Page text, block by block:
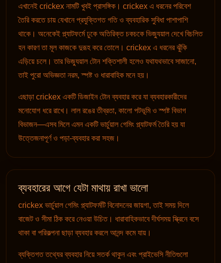
এখানেই crickex নামটি খুবই প্রাসঙ্গিক। crickex এ ধরনের পরিবেশ
তৈরি করতে চায় যেখানে প্রযুক্তিগত গতি ও ব্যবহারিক সুবিধা পাশাপাশি
থাকে। অনেকেই প্ল্যাটফর্মে ঢুকে অতিরিক্ত চকচকে ভিজ্যুয়াল দেখে বিচলিত
হন কারণ তা মূল কাজকে দুরূহ করে তোলে। crickex এ ধরনের ঝুঁকি
এড়িয়ে চলে। তার ভিজ্যুয়াল টোন শক্তিশালী হলেও যথাযথভাবে সাজানো,
তাই পুরো অভিজ্ঞতা নরম, স্পষ্ট ও ধারাবাহিক মনে হয়।
এছাড়া crickex একটি ডিজাইন টোন ব্যবহার করে যা ব্যবহারকারীদের
মনোযোগ ধরে রাখে। লাল রঙের তীব্রতা, কালো পটভূমি ও স্পষ্ট বিভাগ
বিভাজন—এসব মিলে এমন একটি ভার্চুয়াল গেমিং প্ল্যাটফর্ম তৈরি হয় যা
উত্তেজনাপূর্ণ ও পড়া-ব্যবহার করা সহজ।
ব্যবহারের আগে যেটা মাথায় রাখা ভালো
crickex ভার্চুয়াল গেমিং প্ল্যাটফর্মটি বিনোদনের জায়গা, তাই সময় দিলে
বাজেট ও সীমা ঠিক করে নেওয়া উচিত। ধারাবাহিকভাবে দীর্ঘসময় স্ক্রিনে বসে
থাকা বা পরিকল্পনা ছাড়া ব্যবহার করলে আনন্দ কমে যায়।
ব্যক্তিগত তথ্যের ব্যবহার নিয়ে সতর্ক থাকুন এবং প্রাইভেসি নীতিগুলো